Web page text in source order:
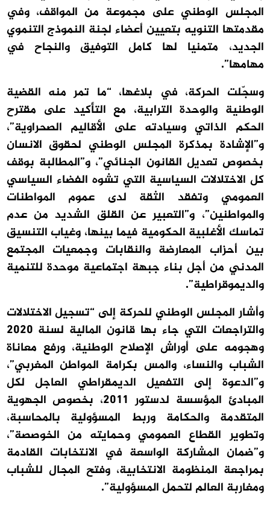
المجلس الوطني على مجموعة من المواقف، وفي
مقدمتها التنويه بتعيين أعضاء لجنة النموذج التنموي
الجديد، متمنيا لها كامل التوفيق والنجاح في
مهامها”.
وسجّلت الحركة، في بلاغها، “ما تمر منه القضية
الوطنية والوحدة الترابية، مع التأكيد على مقترح
الحكم الذاتي وسيادته على الأقاليم الصحراوية”،
و”الإشادة بمذكرة المجلس الوطني لحقوق الانسان
بخصوص تعديل القانون الجنائي”، و”المطالبة بوقف
كل الاختلالات السياسية التي تشوه الفضاء السياسي
العمومي وتفقد الثقة لدى عموم المواطنات
والمواطنين”، و”التعبير عن القلق الشديد من عدم
تماسك الأغلبية الحكومية فيما بينها، وغياب التنسيق
بين أحزاب المعارضة والنقابات وجمعيات المجتمع
المدني من أجل بناء جبهة اجتماعية موحدة للتنمية
والديموقراطية”.
وأشار المجلس الوطني للحركة إلى “تسجيل الاختلالات
والتراجعات التي جاء بها قانون المالية لسنة 2020
وهجومه على أوراش الإصلاح الوطنية، ورفع معاناة
الشباب والنساء، والمس بكرامة المواطن المغربي”،
و”الدعوة إلى التفعيل الديمقراطي العاجل لكل
المبادئ المؤسسة لدستور 2011، بخصوص الجهوية
المتقدمة والحكامة وربط المسؤولية بالمحاسبة،
وتطوير القطاع العمومي وحمايته من الخوصصة”،
و”ضمان المشاركة الواسعة في الانتخابات القادمة
بمراجعة المنظومة الانتخابية، وفتح المجال للشباب
ومغاربة العالم لتحمل المسؤولية”.